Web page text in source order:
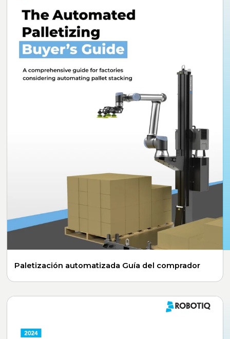
Paletización automatizada Guía del comprador